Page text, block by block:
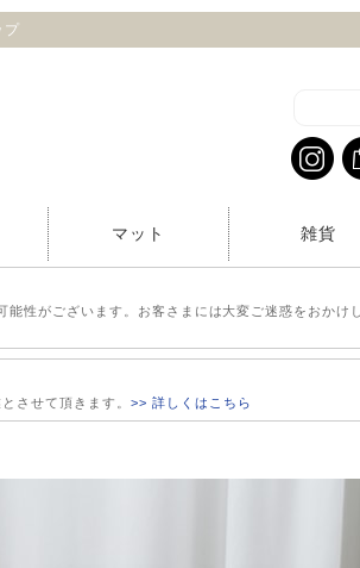
マット 雑貨
性がございます。お客さまには大変ご迷惑をおかけ
させて頂きます。>> 詳しくはこちら